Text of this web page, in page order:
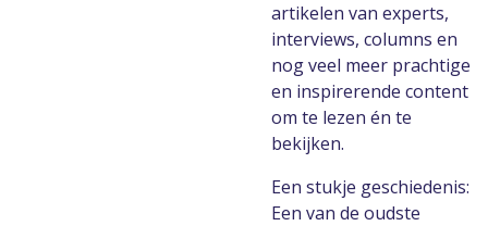
artikelen van experts,
interviews, columns en
nog veel meer prachtige
en inspirerende content
om te lezen én te
bekijken.
Een stukje geschiedenis:
Een van de oudste